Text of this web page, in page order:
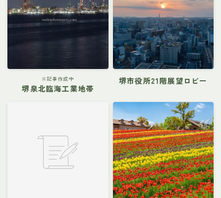
※記事作成中
堺泉北臨海工業地帯
堺市役所21階展望ロビー